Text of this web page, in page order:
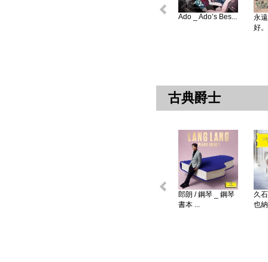
Ado _ Ado’s Bes...
永
好
古典爵士
郎朗 / 鋼琴 _ 鋼琴
書本 ...
久
也